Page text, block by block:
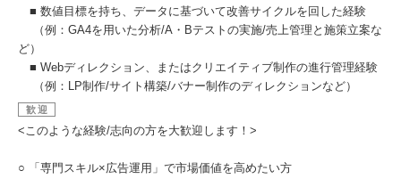
■ 数値⽬標を持ち、データに基づいて改善サイクルを回した経験
（例：GA4を⽤いた分析/A・Bテストの実施/売上管理と施策⽴案な
ど）
■ Webディレクション、またはクリエイティブ制作の進⾏管理経験
（例：LP制作/サイト構築/バナー制作のディレクションなど）
歓迎
<このような経験/志向の方を大歓迎します！>
○ 「専⾨スキル×広告運⽤」で市場価値を⾼めたい⽅